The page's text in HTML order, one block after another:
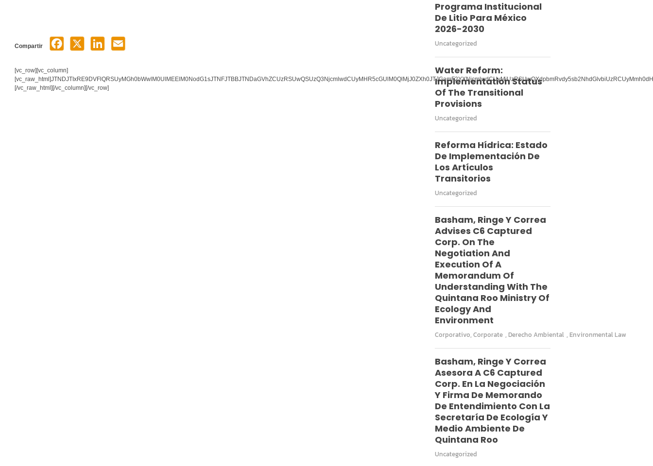
Compartir
[vc_row][vc_column]
[/vc_raw_html][/vc_column][/vc_row]
Programa Institucional
De Litio Para México
2026-2030
Uncategorized
Water Reform:
Implementation Status
Of The Transitional
Provisions
Uncategorized
Reforma Hídrica: Estado
De Implementación De
Los Artículos
Transitorios
Uncategorized
Basham, Ringe Y Correa
Advises C6 Captured
Corp. On The
Negotiation And
Execution Of A
Memorandum Of
Understanding With The
Quintana Roo Ministry Of
Ecology And
Environment
Corporativo, Corporate , Derecho Ambiental , Environmental Law
Basham, Ringe Y Correa
Asesora A C6 Captured
Corp. En La Negociación
Y Firma De Memorando
De Entendimiento Con La
Secretaría De Ecología Y
Medio Ambiente De
Quintana Roo
Uncategorized